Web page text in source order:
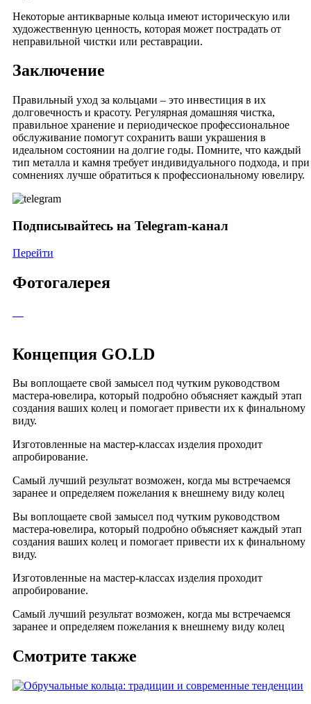
Некоторые антикварные кольца имеют историческую или
художественную ценность, которая может пострадать от
неправильной чистки или реставрации.
Заключение
Правильный уход за кольцами – это инвестиция в их
долговечность и красоту. Регулярная домашняя чистка,
правильное хранение и периодическое профессиональное
обслуживание помогут сохранить ваши украшения в
идеальном состоянии на долгие годы. Помните, что каждый
тип металла и камня требует индивидуального подхода, и при
сомнениях лучше обратиться к профессиональному ювелиру.
Подписывайтесь на Telegram-канал
Перейти
Фотогалерея
Концепция GO.LD
Вы воплощаете свой замысел под чутким руководством
мастера-ювелира, который подробно объясняет каждый этап
создания ваших колец и помогает привести их к финальному
виду.
Изготовленные на мастер-классах изделия проходит
апробирование.
Самый лучший результат возможен, когда мы встречаемся
заранее и определяем пожелания к внешнему виду колец
Вы воплощаете свой замысел под чутким руководством
мастера-ювелира, который подробно объясняет каждый этап
создания ваших колец и помогает привести их к финальному
виду.
Изготовленные на мастер-классах изделия проходит
апробирование.
Самый лучший результат возможен, когда мы встречаемся
заранее и определяем пожелания к внешнему виду колец
Смотрите также